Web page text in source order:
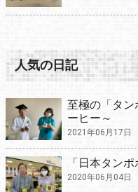
人気の日記
至極の「タン
ーヒー～
2021年06月17日
「日本タン
2020年06月04日